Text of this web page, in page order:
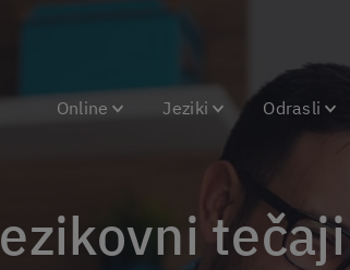
Online Jeziki Odrasli
tečaji